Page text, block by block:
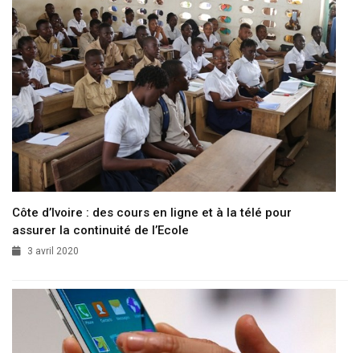
Côte d’Ivoire : des cours en ligne et à la télé pour
assurer la continuité de l’Ecole
3 avril 2020